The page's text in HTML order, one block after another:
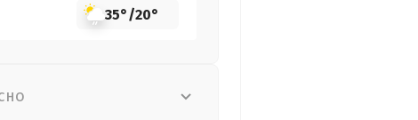
35°/20°